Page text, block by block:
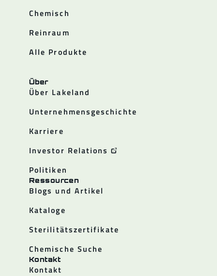
Chemisch
Reinraum
Alle Produkte
Über
Über Lakeland
Unternehmensgeschichte
Karriere
Investor Relations
Politiken
Ressourcen
Blogs und Artikel
Kataloge
Sterilitätszertifikate
Chemische Suche
Kontakt
Kontakt